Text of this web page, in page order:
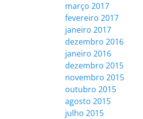
março 2017
fevereiro 2017
janeiro 2017
dezembro 2016
janeiro 2016
dezembro 2015
novembro 2015
outubro 2015
agosto 2015
julho 2015